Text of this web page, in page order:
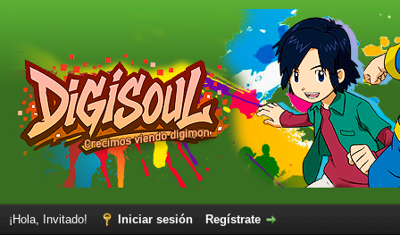
¡Hola, Invitado! Iniciar sesión Regístrate